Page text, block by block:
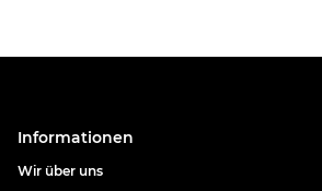
Informationen
Wir über uns